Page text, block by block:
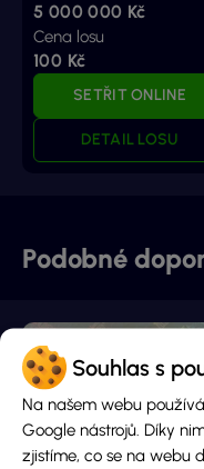
Souhlas s
Na našem webu
Google nástrojů. Díky
zjistíme, co se na webu
5 000 000 Kč
Cena losu
100 Kč
SETŘIT ONLINE
DETAIL LOSU
Podobné